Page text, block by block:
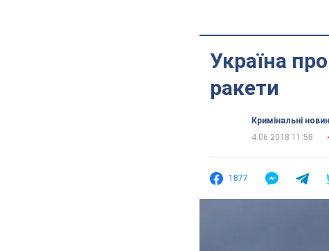
Україна
ракети
Кримінальні
4.06.2018 11:58
1877